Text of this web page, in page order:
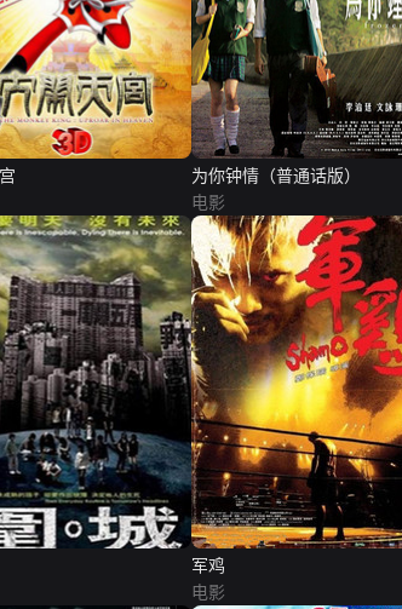
为你钟情（普通话版）
电影
军鸡
电影